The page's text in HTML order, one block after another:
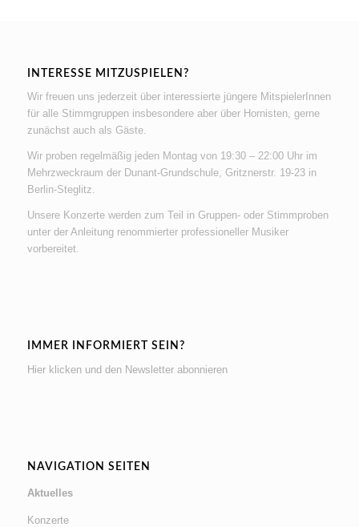
INTERESSE MITZUSPIELEN?
Wir freuen uns jederzeit über interessierte jüngere MitspielerInnen
für alle Stimmgruppen insbesondere aber über Hornisten, gerne
zunächst auch als Gäste.
Wir proben regelmäßig jeden Montag von 19:30 – 22:00 Uhr im
Mehrzweckraum der Dunant-Grundschule, Gritznerstr. 19-23 in
Berlin-Steglitz.
Unsere Konzerte werden zum Teil in Gruppen- oder Stimmproben
unter der Anleitung renommierter professioneller Musiker
vorbereitet.
IMMER INFORMIERT SEIN?
Hier klicken und den Newsletter abonnieren
NAVIGATION SEITEN
Aktuelles
Konzerte